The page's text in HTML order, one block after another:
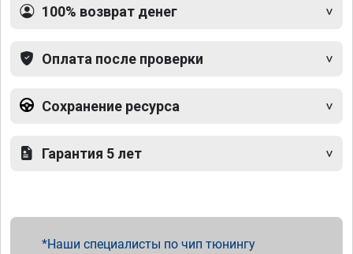
100% возврат денег
Оплата после проверки
Сохранение ресурса
Гарантия 5 лет
Наши специалисты по чип тюнингу